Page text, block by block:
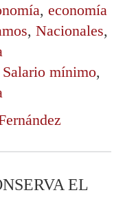
, economía
, Nacionales,
Salario mínimo,
EL